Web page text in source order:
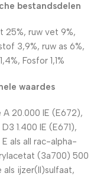
bestandsdelen
25%, ruw vet 9%,
3,9%, ruw as 6%,
Fosfor 1,1%
waardes
20.000 IE (E672),
1.400 IE (E671),
als all rac-alpha-
(3a700) 500
als ijzer(II)sulfaat,